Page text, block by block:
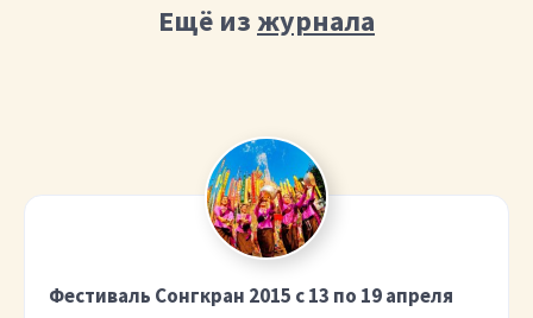
Ещё изжурнала
Фестиваль Сонгкран 2015 с 13 по 19 апреля